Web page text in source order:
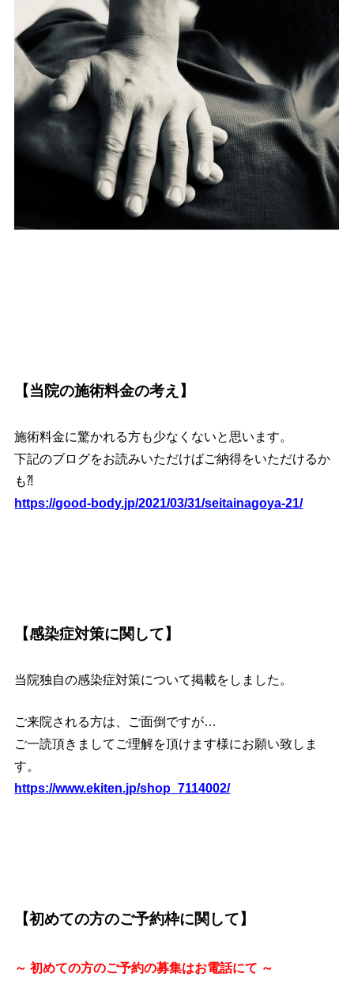
【当院の施術料金の考え】
施術料金に驚かれる方も少なくないと思います。
下記のブログをお読みいただけばご納得をいただけるか
も⁈
https://good-body.jp/2021/03/31/seitainagoya-21/
【感染症対策に関して】
当院独自の感染症対策について掲載をしました。
ご来院される方は、ご面倒ですが…
ご一読頂きましてご理解を頂けます様にお願い致しま
す。
https://www.ekiten.jp/shop_7114002/
【初めての方のご予約枠に関して】
～ 初めての方のご予約の募集はお電話にて ～